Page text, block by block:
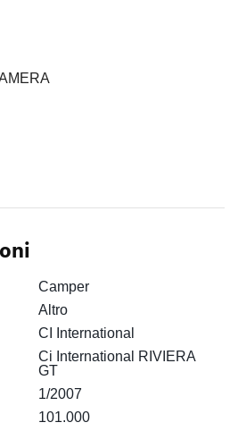
Camper
Altro
CI International
Ci International RIVIERA
GT
1/2007
101.000